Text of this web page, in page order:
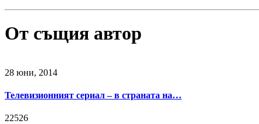
От същия автор
28 юни, 2014
Телевизионният сериал – в страната на…
22526